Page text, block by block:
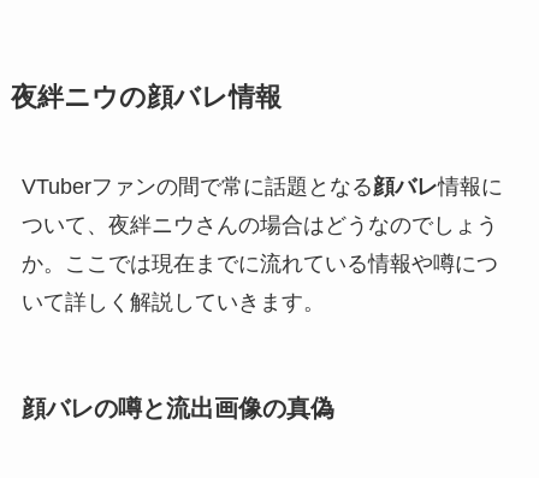
夜絆ニウの顔バレ情報
VTuberファンの間で常に話題となる顔バレ情報に
ついて、夜絆ニウさんの場合はどうなのでしょう
か。ここでは現在までに流れている情報や噂につ
いて詳しく解説していきます。
顔バレの噂と流出画像の真偽